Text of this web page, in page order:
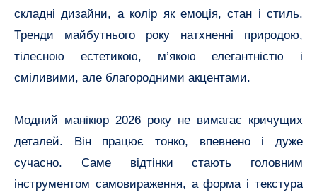
складні дизайни, а колір як емоція, стан і стиль.
Тренди майбутнього року натхненні природою,
тілесною естетикою, м’якою елегантністю і
сміливими, але благородними акцентами.
Модний манікюр 2026 року не вимагає кричущих
деталей. Він працює тонко, впевнено і дуже
сучасно. Саме відтінки стають головним
інструментом самовираження, а форма і текстура